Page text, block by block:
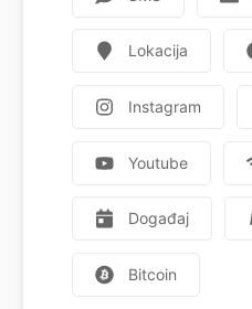
Lokacija
Instagram
Youtube
Događaj
Bitcoin